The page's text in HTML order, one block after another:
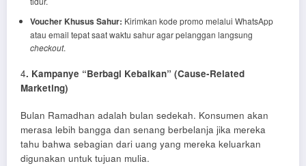
Voucher Khusus Sahur: Kirimkan kode promo melalui WhatsApp
atau email tepat saat waktu sahur agar pelanggan langsung
checkout.
4. Kampanye “Berbagi Kebaikan” (Cause-Related
Marketing)
Bulan Ramadhan adalah bulan sedekah. Konsumen akan
merasa lebih bangga dan senang berbelanja jika mereka
tahu bahwa sebagian dari uang yang mereka keluarkan
digunakan untuk tujuan mulia.